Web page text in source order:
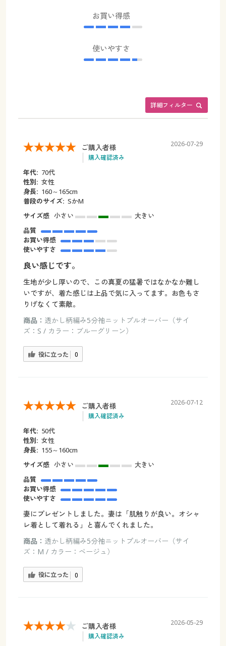
お買い得感
使いやすさ
詳細フィルター
ご購入者様
購入確認済み
2026-07-29
年代: 70代
性別: 女性
身長: 160～165cm
普段のサイズ: SかM
サイズ感 小さい
大きい
品質
お買い得感
使いやすさ
良い感じです。
生地が少し厚いので、この真夏の猛暑ではなかなか難し
いですが、着た感じは上品で気に入ってます。お色もさ
りげなくて素敵。
商品： 透かし柄編み5分袖ニットプルオーバー（サイ
ズ：S / カラー：ブルーグリーン）
役に立った 0
ご購入者様
購入確認済み
2026-07-12
年代: 50代
性別: 女性
身長: 155～160cm
サイズ感 小さい
大きい
品質
お買い得感
使いやすさ
妻にプレゼントしました。妻は「肌触りが良い。オシャ
レ着として着れる」と喜んでくれました。
商品： 透かし柄編み5分袖ニットプルオーバー（サイ
ズ：M / カラー：ベージュ）
役に立った 0
ご購入者様
購入確認済み
2026-05-29